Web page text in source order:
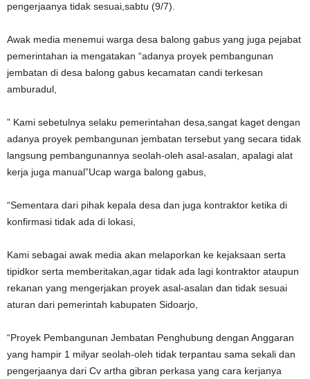
pengerjaanya tidak sesuai,sabtu (9/7).
Awak media menemui warga desa balong gabus yang juga pejabat
pemerintahan ia mengatakan “adanya proyek pembangunan
jembatan di desa balong gabus kecamatan candi terkesan
amburadul,
” Kami sebetulnya selaku pemerintahan desa,sangat kaget dengan
adanya proyek pembangunan jembatan tersebut yang secara tidak
langsung pembangunannya seolah-oleh asal-asalan, apalagi alat
kerja juga manual”Ucap warga balong gabus,
“Sementara dari pihak kepala desa dan juga kontraktor ketika di
konfirmasi tidak ada di lokasi,
Kami sebagai awak media akan melaporkan ke kejaksaan serta
tipidkor serta memberitakan,agar tidak ada lagi kontraktor ataupun
rekanan yang mengerjakan proyek asal-asalan dan tidak sesuai
aturan dari pemerintah kabupaten Sidoarjo,
“Proyek Pembangunan Jembatan Penghubung dengan Anggaran
yang hampir 1 milyar seolah-oleh tidak terpantau sama sekali dan
pengerjaanya dari Cv artha gibran perkasa yang cara kerjanya